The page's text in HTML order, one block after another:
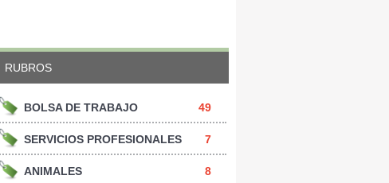
RUBROS
BOLSA DE TRABAJO 49
SERVICIOS PROFESIONALES 7
ANIMALES 8